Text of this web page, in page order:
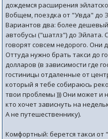
дождемся расширения
Вобщем, поездка от "Увда" до
Вариантов два: более
автобусы ("шатлз") до Эйлата.
говорят совсем недорого. Они
Оттуда нужно брать такси до
долларов (в зависимости где
гостиницы отдаленные от
который я тебе собираюсь
твои проблемы ))) Они может и
кто хочет зависнуть на
А не путешественнику).
Комфортный: берется такси от